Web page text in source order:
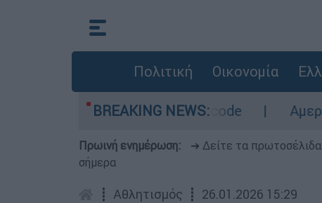
Πολιτική Οικονομία
BREAKING NEWS:
Οι περιοχές σε red code Αμερικανικός
Πρωινή ενημέρωση: ➔ Δείτε τα
σήμερα
┋ Αθλητισμός ┋ 26.01.2026 15:29